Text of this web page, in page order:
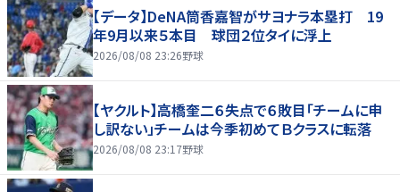
【データ】DeNA筒香嘉智がサヨナラ本塁打 19
年9月以来５本目 球団２位タイに浮上
2026/08/08 23:26野球
【ヤクルト】高橋奎二６失点で６敗目「チームに申
し訳ない」チームは今季初めてＢクラスに転落
2026/08/08 23:17野球